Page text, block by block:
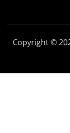
Copyright ©